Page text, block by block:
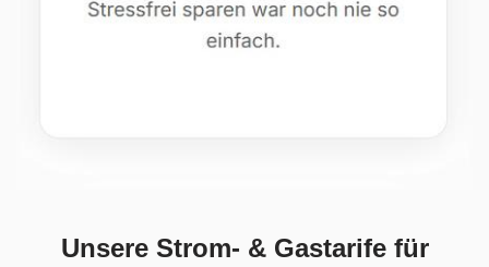
Unsere Strom- & Gastarife für